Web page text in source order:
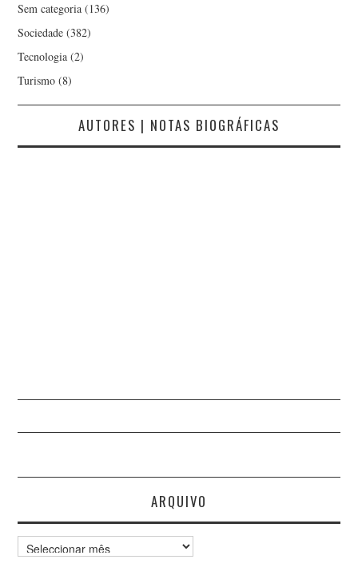
Sem categoria (136)
Sociedade (382)
Tecnologia (2)
Turismo (8)
AUTORES | NOTAS BIOGRÁFICAS
ARQUIVO
Arquivo